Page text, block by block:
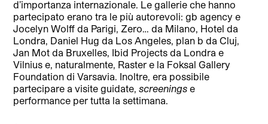
d’importanza internazionale. Le gallerie che hanno
partecipato erano tra le più autorevoli: gb agency e
Jocelyn Wolff da Parigi, Zero… da Milano, Hotel da
Londra, Daniel Hug da Los Angeles, plan b da Cluj,
Jan Mot da Bruxelles, Ibid Projects da Londra e
Vilnius e, naturalmente, Raster e la Foksal Gallery
Foundation di Varsavia. Inoltre, era possibile
partecipare a visite guidate,screenings e
performance per tutta la settimana.